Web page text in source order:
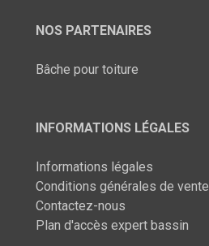
NOS PARTENAIRES
Bâche pour toiture
INFORMATIONS LÉGALES
Informations légales
Conditions générales de vente
Contactez-nous
Plan d'accès expert bassin